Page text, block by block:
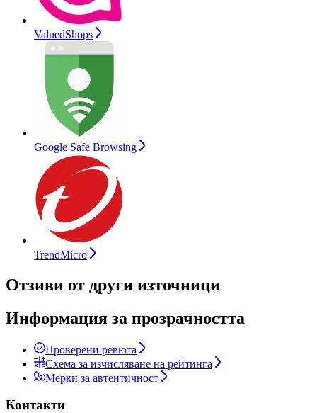
ValuedShops
Google Safe Browsing
TrendMicro
Отзиви от други източници
Информация за прозрачността
Проверени ревюта
Схема за изчисляване на рейтинга
Мерки за автентичност
Контакти